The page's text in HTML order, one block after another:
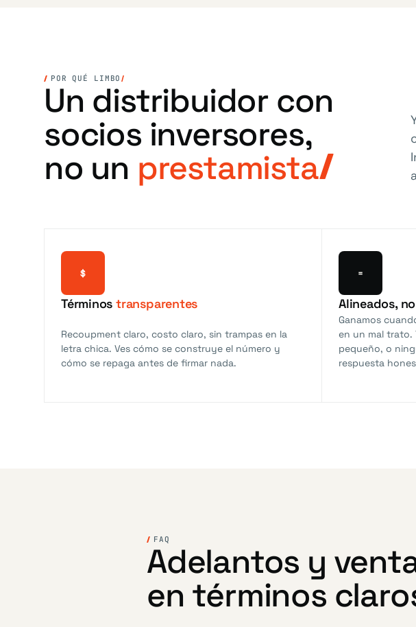
POR QUÉ LIMBO
Un distribuidor con
socios inversores,
no un prestamista
$
Términostransparentes
Recoupment claro, costo claro, sin trampas en la
letra chica. Ves cómo se construye el número y
cómo se repaga antes de firmar nada.
=
Alineados, no
Ganamos
en un mal trato.
pequeño, o
respuesta
FAQ
Adelantos y
en términos